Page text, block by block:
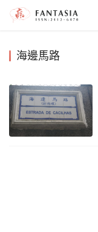
海邊馬路